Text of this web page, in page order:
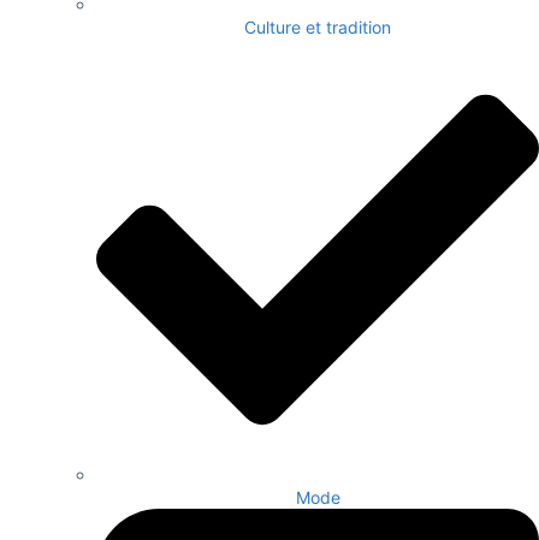
Culture et tradition
Mode